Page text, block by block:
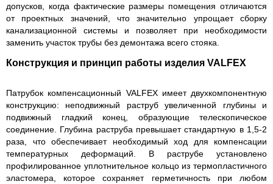
допусков, когда фактические размеры помещения отличаются
от проектных значений, что значительно упрощает сборку
канализационной системы и позволяет при необходимости
заменить участок трубы без демонтажа всего стояка.
Конструкция и принцип работы изделия VALFEX
Патрубок компенсационный VALFEX имеет двухкомпонентную
конструкцию: неподвижный раструб увеличенной глубины и
подвижный гладкий конец, образующие телескопическое
соединение. Глубина раструба превышает стандартную в 1,5-2
раза, что обеспечивает необходимый ход для компенсации
температурных деформаций. В раструбе установлено
профилированное уплотнительное кольцо из термопластичного
эластомера, которое сохраняет герметичность при любом